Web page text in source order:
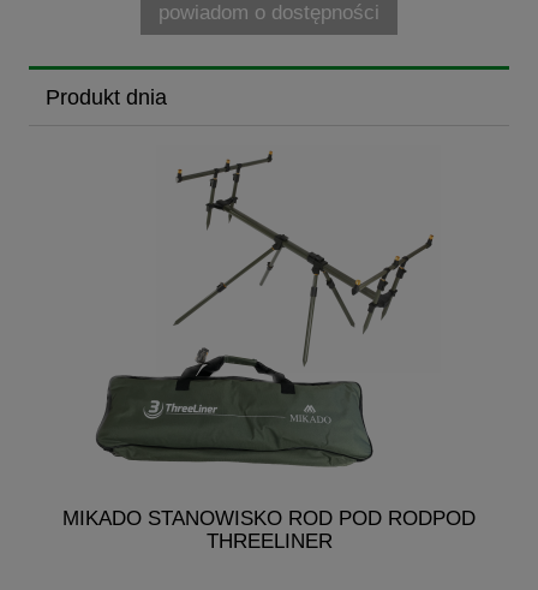
powiadom o dostępności
Produkt dnia
MIKADO STANOWISKO ROD POD RODPOD
THREELINER